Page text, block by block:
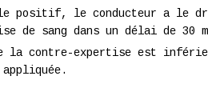
positif, le conducteur a le
de sang dans un délai de 30
la contre-expertise est